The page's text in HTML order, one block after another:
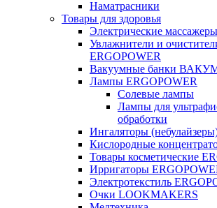
Наматрасники
Товары для здоровья
Электрические
Увлажнители и
ERGOPOWER
Вакуумные банки
Лампы ERGOPOWER
Солевые лампы
Лампы для
обработки
Ингаляторы
Кислородные
Товары косметические
Ирригаторы
Электротекстиль
Очки LOOKMAKERS